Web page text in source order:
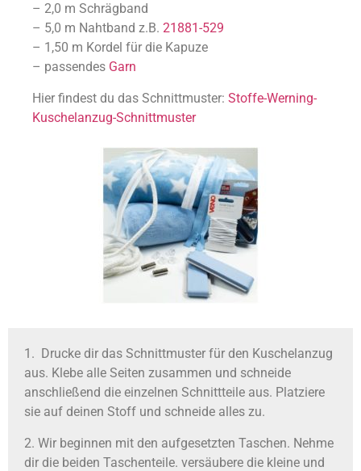
– 2,0 m Schrägband
– 5,0 m Nahtband z.B. 21881-529
– 1,50 m Kordel für die Kapuze
– passendes Garn
Hier findest du das Schnittmuster: Stoffe-Werning-
Kuschelanzug-Schnittmuster
1. Drucke dir das Schnittmuster für den Kuschelanzug
aus. Klebe alle Seiten zusammen und schneide
anschließend die einzelnen Schnittteile aus. Platziere
sie auf deinen Stoff und schneide alles zu.
2. Wir beginnen mit den aufgesetzten Taschen. Nehme
dir die beiden Taschenteile. versäubere die kleine und